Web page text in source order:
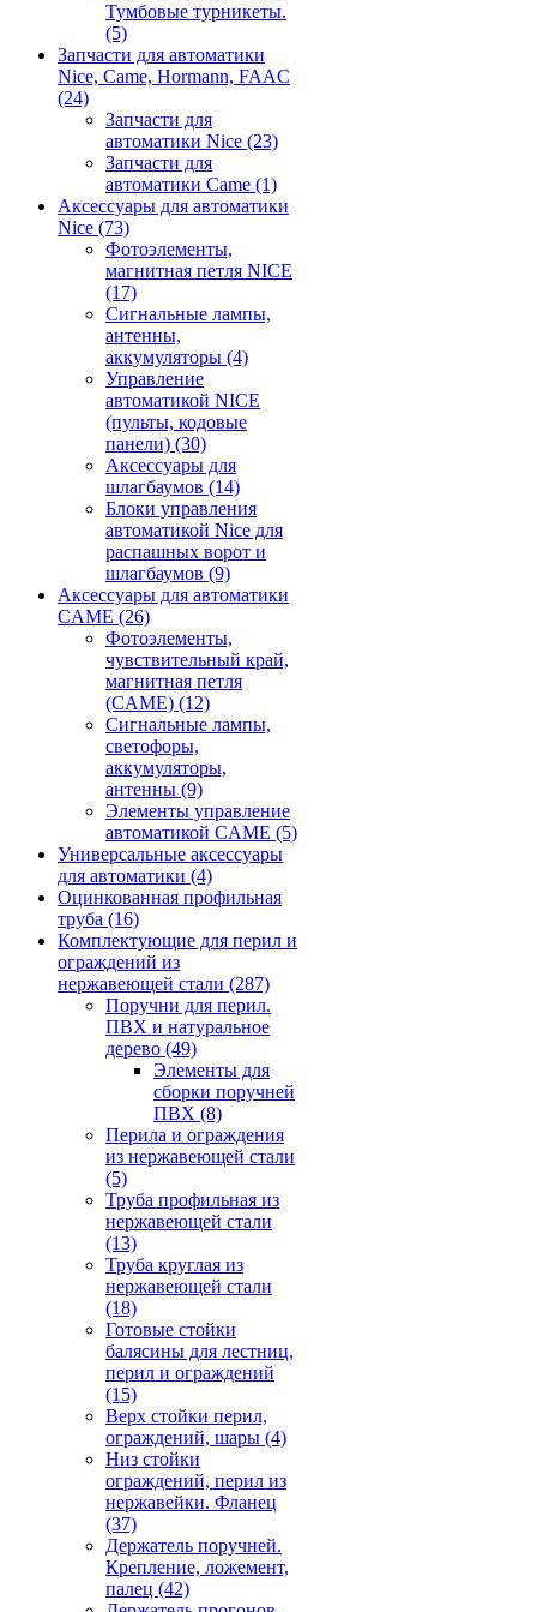
Тумбовые турникеты.
(5)
Запчасти для автоматики
Nice, Came, Hormann, FAAC
(24)
Запчасти для
автоматики Nice (23)
Запчасти для
автоматики Came (1)
Аксессуары для автоматики
Nice (73)
Фотоэлементы,
магнитная петля NICE
(17)
Сигнальные лампы,
антенны,
аккумуляторы (4)
Управление
автоматикой NICE
(пульты, кодовые
панели) (30)
Аксессуары для
шлагбаумов (14)
Блоки управления
автоматикой Nice для
распашных ворот и
шлагбаумов (9)
Аксессуары для автоматики
CAME (26)
Фотоэлементы,
чувствительный край,
магнитная петля
(CAME) (12)
Сигнальные лампы,
светофоры,
аккумуляторы,
антенны (9)
Элементы управление
автоматикой CAME (5)
Универсальные аксессуары
для автоматики (4)
Оцинкованная профильная
труба (16)
Комплектующие для перил и
ограждений из
нержавеющей стали (287)
Поручни для перил.
ПВХ и натуральное
дерево (49)
Элементы для
сборки поручней
ПВХ (8)
Перила и ограждения
из нержавеющей стали
(5)
Труба профильная из
нержавеющей стали
(13)
Труба круглая из
нержавеющей стали
(18)
Готовые стойки
балясины для лестниц,
перил и ограждений
(15)
Верх стойки перил,
ограждений, шары (4)
Низ стойки
ограждений, перил из
нержавейки. Фланец
(37)
Держатель поручней.
Крепление, ложемент,
палец (42)